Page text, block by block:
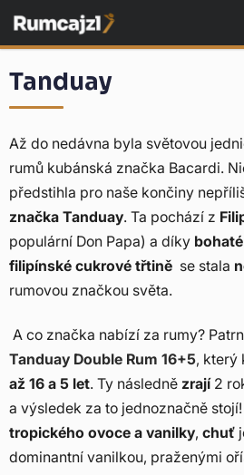
na
obsah
Tanduay
Až do nedávna byla světovou
rumů kubánská značka Bacardi.
předstihla pro naše končiny
značka Tanduay. Ta pochází z
populární Don Papa) a díky
filipínské cukrové třtině se stala
rumovou značkou světa.
A co značka nabízí za rumy?
Tanduay Double Rum 16+5, který
až 16 a 5 let. Ty následně zrají 2
a výsledek za to jednoznačně
tropického ovoce a vanilky, chuť
dominantní vanilkou, praženými